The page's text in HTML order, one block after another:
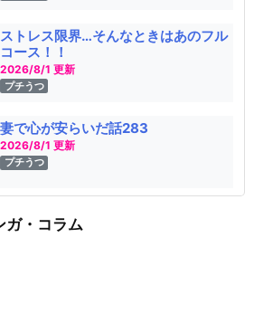
ストレス限界…そんなときはあのフル
コース！！
2026/8/1 更新
プチうつ
妻で心が安らいだ話283
2026/8/1 更新
プチうつ
ガ・コラム